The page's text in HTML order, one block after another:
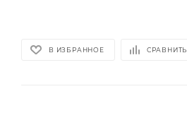
В ИЗБРАННОЕ СРАВНИТЬ